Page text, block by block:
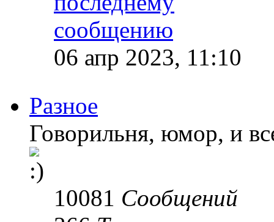
06 апр 2023, 11:10
Разное
Говорильня, юмор, и
10081 Сообщений